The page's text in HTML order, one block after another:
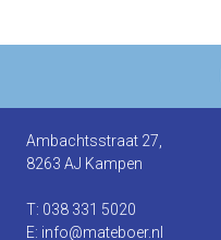
Ambachtsstraat 27,
8263 AJ Kampen
T: 038 331 5020
E: info@mateboer.nl